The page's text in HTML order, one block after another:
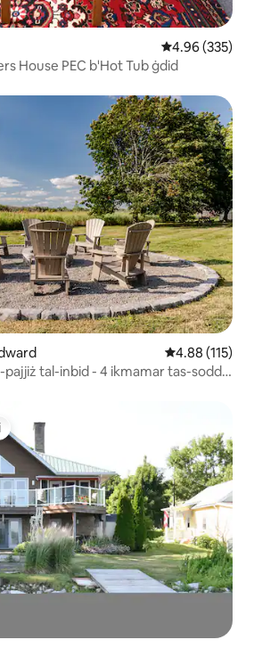
Rating medju
4.96 (335)
House PEC b'Hot Tub ġdid
Rating medju
4.88 (115)
tal-inbid - 4 ikmamar tas-sodda
tal-klijenti